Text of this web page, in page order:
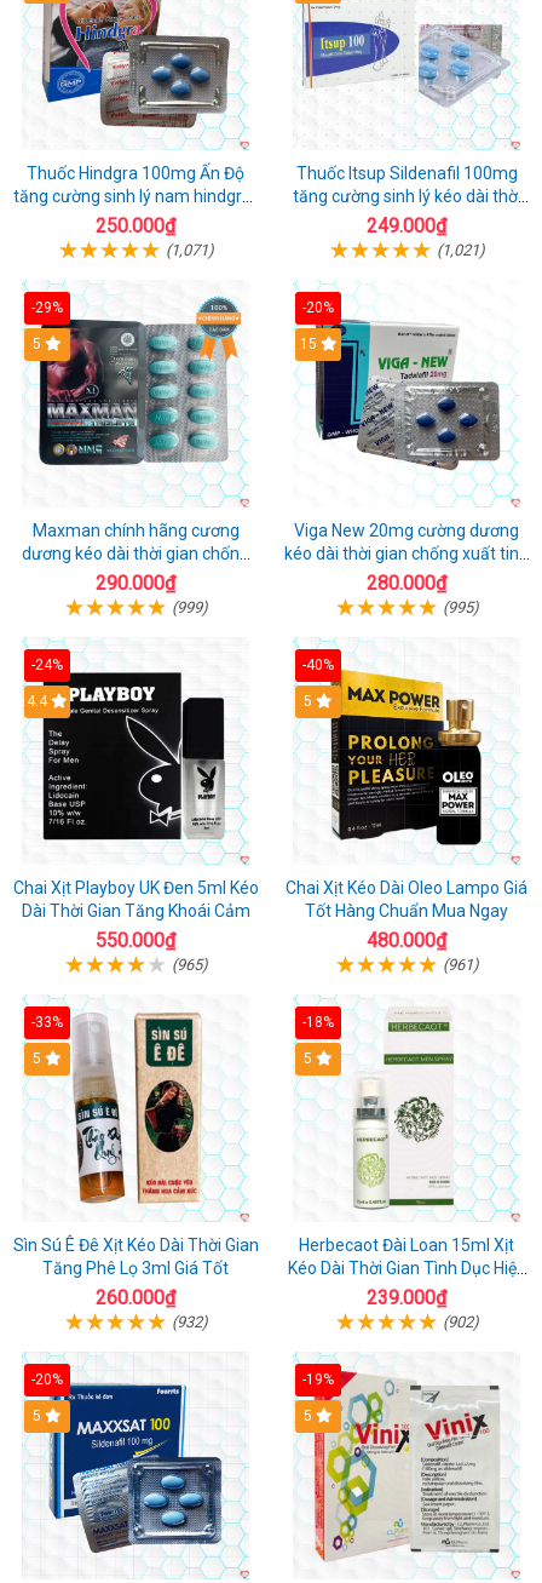
Thuốc Hindgra 100mg Ấn Độ
tăng cường sinh lý nam hindgra-
100 chống xts cương dương
250.000₫
(1,071)
Thuốc Itsup Sildenafil 100mg
tăng cường sinh lý kéo dài thời
gian cho nam
249.000₫
(1,021)
-29%
Hot
5
Maxman chính hãng cương
dương kéo dài thời gian chống
xuất tinh sớm hộp 10 viên
290.000₫
(999)
-20%
15
Viga New 20mg cường dương
kéo dài thời gian chống xuất tinh
hộp 4 viên
280.000₫
(995)
-24%
Hot
4.4
Chai Xịt Playboy UK Đen 5ml Kéo
Dài Thời Gian Tăng Khoái Cảm
550.000₫
(965)
-40%
5
Chai Xịt Kéo Dài Oleo Lampo Giá
Tốt Hàng Chuẩn Mua Ngay
480.000₫
(961)
-33%
5
Sìn Sú Ê Đê Xịt Kéo Dài Thời Gian
Tăng Phê Lọ 3ml Giá Tốt
260.000₫
(932)
-18%
5
Herbecaot Đài Loan 15ml Xịt
Kéo Dài Thời Gian Tình Dục Hiệu
Quả
239.000₫
(902)
-20%
5
-19%
5